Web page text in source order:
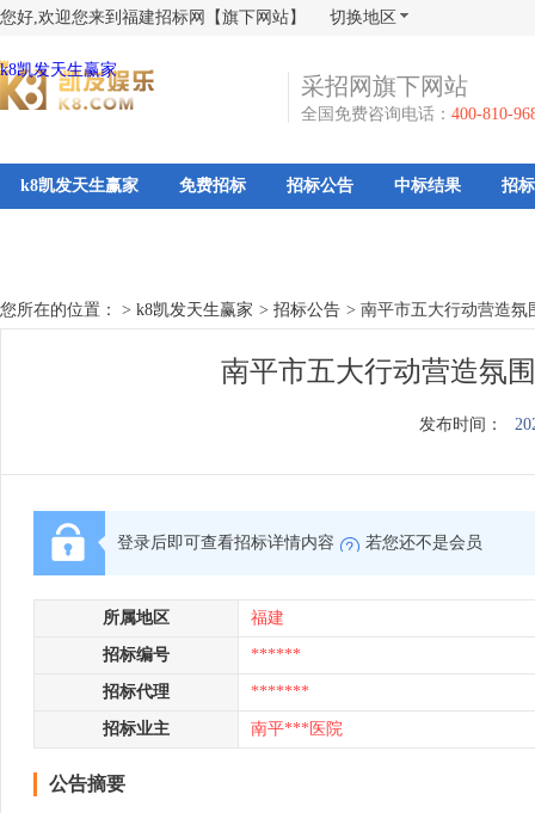
您好,欢迎您来到福建招标网【旗下网站】 切换地区
k8凯发天生赢家
采招网旗下网站
全国免费咨询电话： 400-810-
k8凯发天生赢家 免费招标 招标公告 中标结果 招
您所在的位置： > k8凯发天生赢家 > 招标公告 > 南平市五大行动营造氛
南平市五大行动营造氛
发布时间：
登录后即可查看招标详情内容 若您还不是会员
所属地区 福建
招标编号 ******
招标代理 *******
招标业主 南平***医院
公告摘要